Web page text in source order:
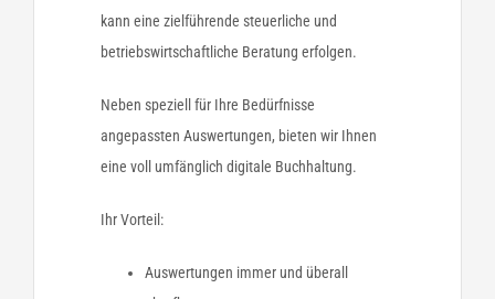
kann eine zielführende steuerliche und
betriebswirtschaftliche Beratung erfolgen.
Neben speziell für Ihre Bedürfnisse
angepassten Auswertungen, bieten wir Ihnen
eine voll umfänglich digitale Buchhaltung.
Ihr Vorteil:
Auswertungen immer und überall